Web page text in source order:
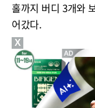
홀까지 버디 3개와
어갔다.
X